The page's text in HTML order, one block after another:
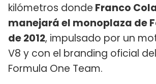
kilómetros donde Franco
manejará el monoplaza de
de 2012, impulsado por un
V8 y con el branding oficial
Formula One Team.